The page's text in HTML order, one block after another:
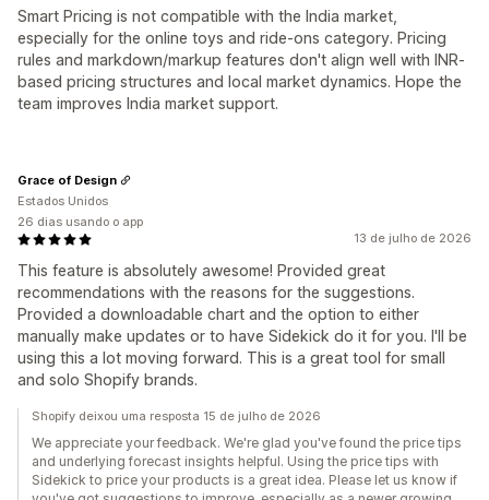
Smart Pricing is not compatible with the India market,
especially for the online toys and ride-ons category. Pricing
rules and markdown/markup features don't align well with INR-
based pricing structures and local market dynamics. Hope the
team improves India market support.
13 de julho de 2026
This feature is absolutely awesome! Provided great
recommendations with the reasons for the suggestions.
Provided a downloadable chart and the option to either
manually make updates or to have Sidekick do it for you. I'll be
using this a lot moving forward. This is a great tool for small
and solo Shopify brands.
Grace of Design
Estados Unidos
26 dias usando o app
Shopify deixou uma resposta 15 de julho de 2026
We appreciate your feedback. We're glad you've found the price tips
and underlying forecast insights helpful. Using the price tips with
Sidekick to price your products is a great idea. Please let us know if